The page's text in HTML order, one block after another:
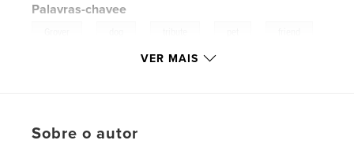
Palavras-chavee
VER MAIS
Sobre o autor